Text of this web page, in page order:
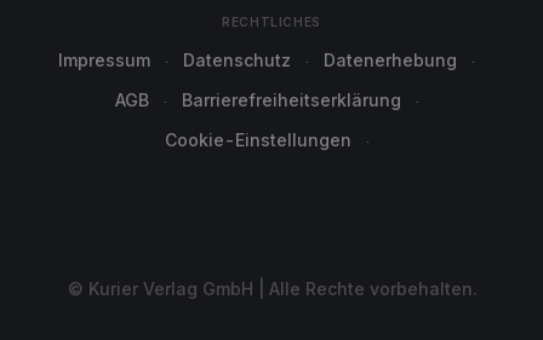
RECHTLICHES
Impressum Datenschutz
Datenerhebung
AGB
Barrierefreiheitserklärung
Cookie-Einstellungen
© Kurier Verlag GmbH | Alle Rechte vorbehalten.